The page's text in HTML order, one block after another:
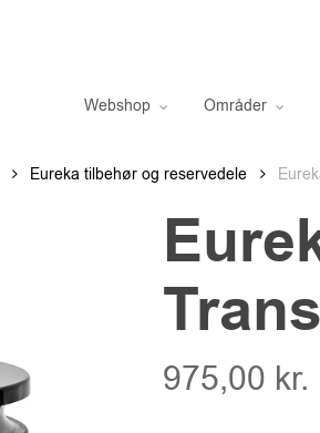
Webshop Områder
Eureka tilbehør og reservedele
975,00 kr.